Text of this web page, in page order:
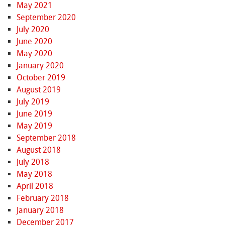
May 2021
September 2020
July 2020
June 2020
May 2020
January 2020
October 2019
August 2019
July 2019
June 2019
May 2019
September 2018
August 2018
July 2018
May 2018
April 2018
February 2018
January 2018
December 2017